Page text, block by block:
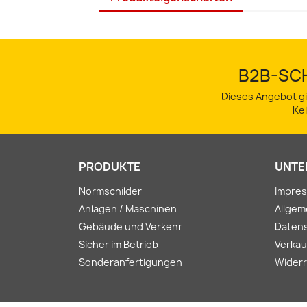
B2B-
Dieses Angebot
PRODUKTE
Normschilder
Anlagen / Maschinen
Gebäude und Verkehr
Sicher im Betrieb
Sonderanfertigungen